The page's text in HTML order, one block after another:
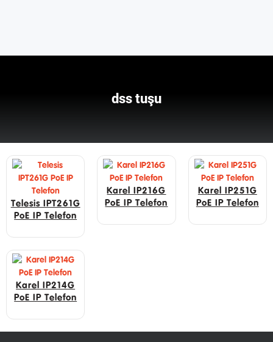
dss tuşu
Telesis IPT261G
PoE IP Telefon
Karel IP216G
PoE IP Telefon
Karel IP251G
PoE IP Telefon
Karel IP214G
PoE IP Telefon